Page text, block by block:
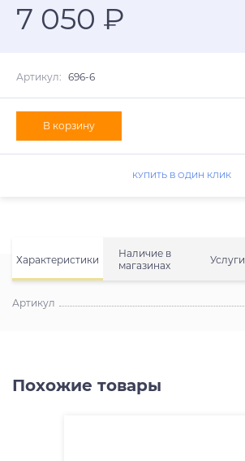
Характеристики
Наличие в
магазинах
Услуги
Артикул
7 050 ₽
Артикул: 696-6
В корзину
КУПИТЬ В ОДИН КЛИК
Похожие товары